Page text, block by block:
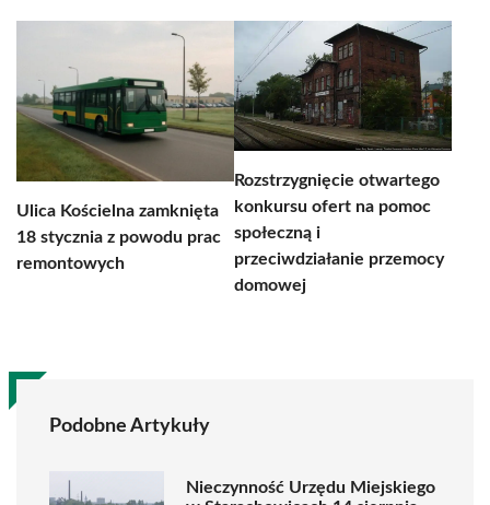
Ulica Kościelna zamknięta
18 stycznia z powodu prac
remontowych
Rozstrzygnięcie otwartego
konkursu ofert na pomoc
społeczną i
przeciwdziałanie przemocy
domowej
Podobne Artykuły
Nieczynność Urzędu Miejskiego